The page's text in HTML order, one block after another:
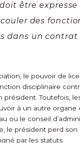
être
des
dans un contrat
le pouvoir de
disciplinaire
président. Toutefois,
à un autre organe
ou le conseil
le président perd son
par les statuts.